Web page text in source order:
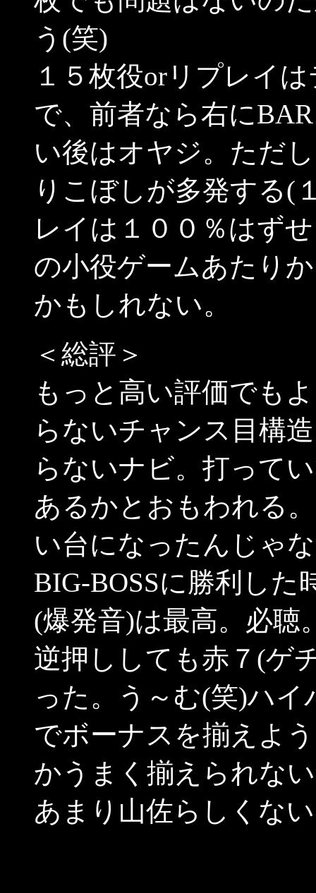
う(笑)
１５枚役orリプレイ
で、前者なら右に
い後はオヤジ。ただ
りこぼしが多発する(
レイは１００％はず
の小役ゲームあたり
かもしれない。
＜総評＞
もっと高い評価でも
らないチャンス目構
らないナビ。打って
あるかとおもわれる
い台になったんじゃ
BIG-BOSSに勝利し
(爆発音)は最高。必聴
逆押ししても赤７(ゲ
った。う～む(笑)ハ
でボーナスを揃えよ
かうまく揃えられな
あまり山佐らしくな